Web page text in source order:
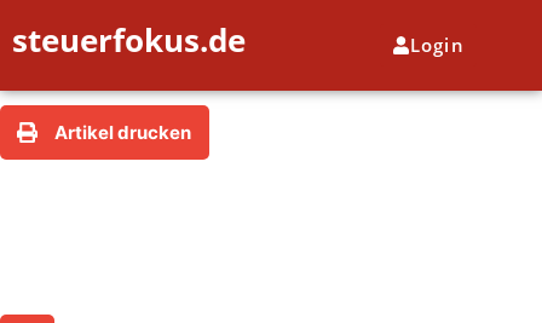
steuerfokus.de Login
Zurück
Artikel drucken